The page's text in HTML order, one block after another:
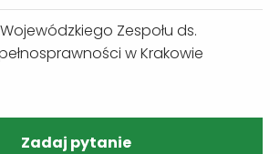
Zespołu ds.
w Krakowie
Zadaj pytanie